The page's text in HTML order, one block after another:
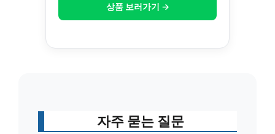
상품 보러가기 →
자주 묻는 질문